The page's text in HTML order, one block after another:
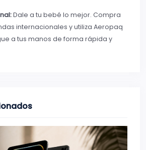
Dale a tu bebé lo mejor. Compra
internacionales y utiliza Aeropaq
a tus manos de forma rápida y